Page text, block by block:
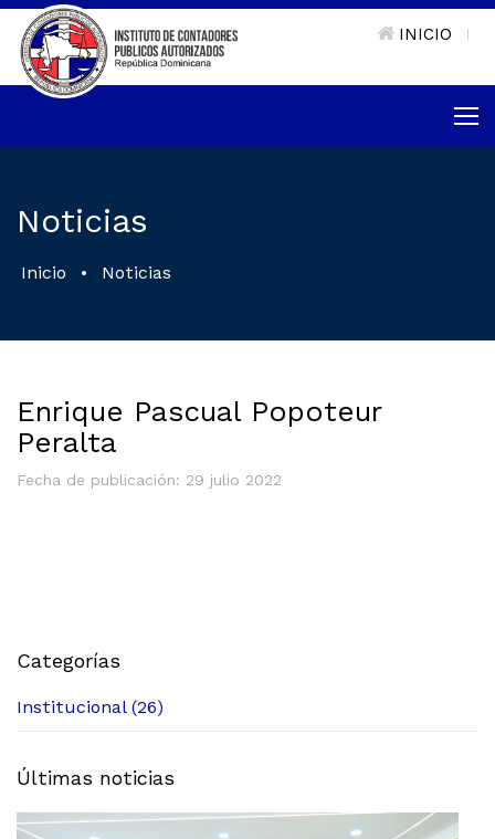
INICIO
Noticias
Inicio • Noticias
Enrique Pascual Popoteur
Peralta
Fecha de publicación: 29 julio 2022
Categorías
Institucional (26)
Últimas noticias